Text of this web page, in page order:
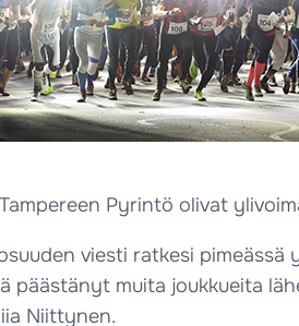
Pyrintö olivat
viesti ratkesi pimeässä
päästänyt muita joukkueita
Niittynen.